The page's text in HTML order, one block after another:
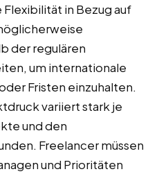
Flexibilität in Bezug auf
der regulären
um internationale
Fristen einzuhalten.
variiert stark je
und den
Freelancer müssen
und Prioritäten